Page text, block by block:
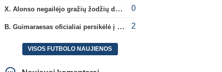
X. Alonso negailėjo gražių žodžių dabartiniam savo klubui „Chelsea“ 0
B. Guimaraesas oficialiai persikėlė į „Arsenal“ klubą 2
VISOS FUTBOLO NAUJIENOS